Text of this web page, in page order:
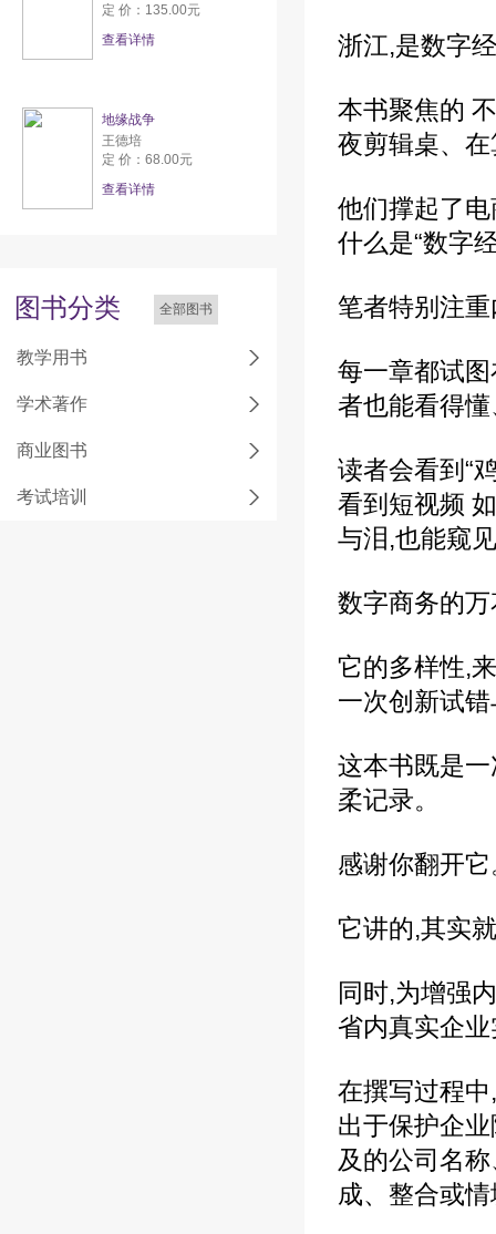
定 价：135.00元
查看详情
地缘战争
王德培
定 价：68.00元
查看详情
图书分类 全部图书
教学用书
学术著作
商业图书
考试培训
浙江,是数字
本书聚焦的
夜剪辑桌、
他们撑起了
什么是“数字
笔者特别注
每一章都试
者也能看得
读者会看到“
看到短视频
与泪,也能窥
数字商务的
它的多样性,
一次创新试
这本书既是
柔记录。
感谢你翻开它
它讲的,其实
同时,为增强
省内真实企
在撰写过程
出于保护企
及的公司名
成、整合或